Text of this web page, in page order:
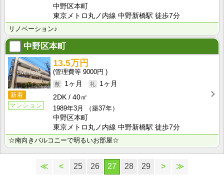
中野区本町
東京メトロ丸ノ内線 中野新橋駅 徒歩7分
リノベーション♪
中野区本町
新着
マンション
13.5万円
9000円
1ヶ月
1ヶ月
2DK
40㎡
1989年3月
（築37年）
中野区本町
東京メトロ丸ノ内線 中野新橋駅 徒歩7分
☆南向きバルコニーで明るいお部屋☆
≪ < 25 26 27 28 29 > ≫